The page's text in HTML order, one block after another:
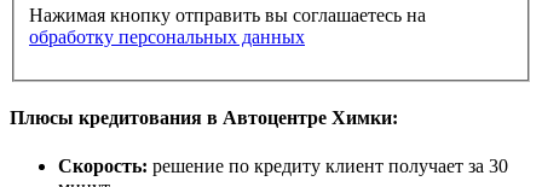
Нажимая кнопку отправить вы соглашаетесь на
обработку персональных данных
Плюсы кредитования в Автоцентре Химки:
Скорость: решение по кредиту клиент получает за 30